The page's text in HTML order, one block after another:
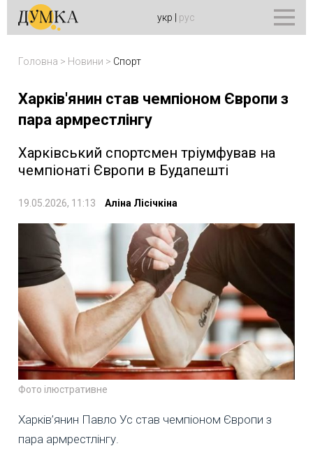
укр рус
Головна > Новини > Спорт
Харків'янин став чемпіоном Європи з
пара армрестлінгу
Харківський спортсмен тріумфував на
чемпіонаті Європи в Будапешті
19.05.2026, 11:13 Аліна Лісічкіна
Фото ілюстративне
Харків’янин Павло Ус став чемпіоном Європи з
пара армрестлінгу.